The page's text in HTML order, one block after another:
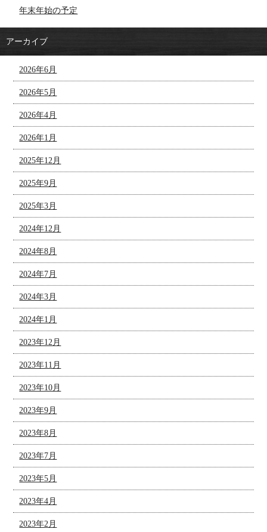
年末年始の予定
アーカイブ
2026年6月
2026年5月
2026年4月
2026年1月
2025年12月
2025年9月
2025年3月
2024年12月
2024年8月
2024年7月
2024年3月
2024年1月
2023年12月
2023年11月
2023年10月
2023年9月
2023年8月
2023年7月
2023年5月
2023年4月
2023年2月